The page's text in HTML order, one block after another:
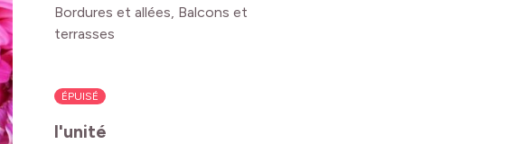
Bordures et allées, Balcons et
terrasses
ÉPUISÉ
l'unité